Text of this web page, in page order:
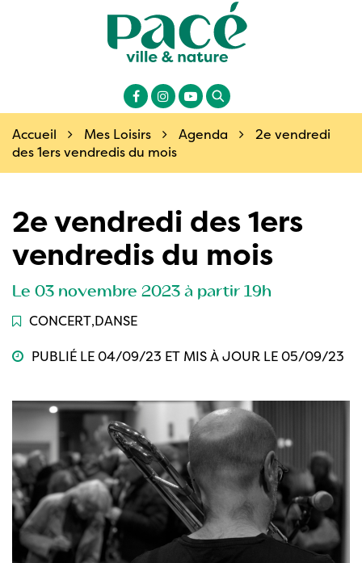
Site
officiel
ville
de
Pacé
Vilaine
(35)
Lien
vers
le
compte
Lien
vers
le
compte
Lien
vers
la
Recherche
Accueil
Mes Loisirs Agenda
2e vendredi
des 1ers vendredis du mois
2e vendredi des 1ers
vendredis du mois
Le 03 novembre 2023 à partir 19h
CONCERT,DANSE
PUBLIÉ LE 04/09/23 ET MIS À JOUR LE05/09/23